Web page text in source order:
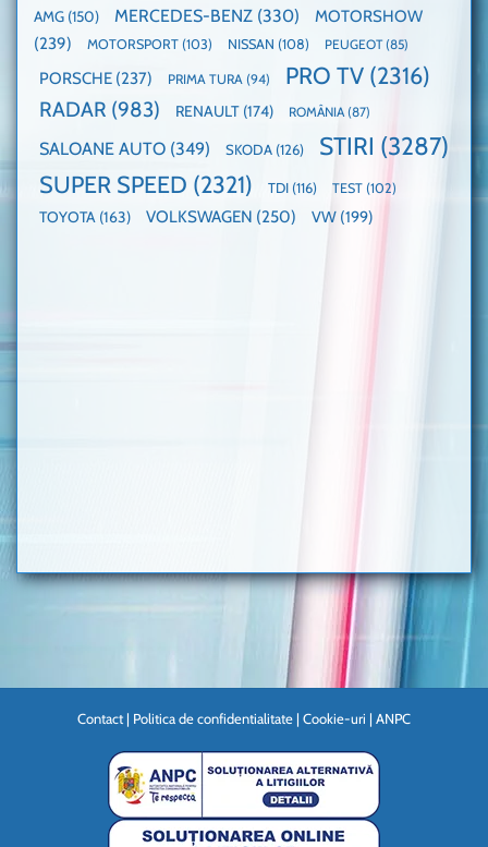
AMG (150) MERCEDES-BENZ (330)
MOTORSHOW
(239)
MOTORSPORT (103) NISSAN (108) PEUGEOT(85)
PORSCHE (237) PRIMA TURA (94) PRO TV (2316)
RADAR (983) RENAULT (174) ROMÂNIA(87)
SALOANE AUTO (349) SKODA (126) STIRI (3287)
SUPER SPEED (2321) TDI (116) TEST (102)
TOYOTA (163) VOLKSWAGEN (250) VW (199)
Contact | Politica de confidentialitate | Cookie-uri | ANPC